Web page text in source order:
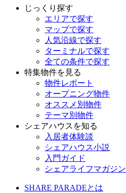
じっくり探す
エリアで探す
マップで探す
人気沿線で探す
ターミナルで探す
全ての条件で探す
特集物件を見る
物件レポート
オープニング物件
オススメ別物件
テーマ別物件
シェアハウスを知る
入居者体験談
シェアハウス小説
入門ガイド
シェアライフマガジン
SHARE PARADEとは